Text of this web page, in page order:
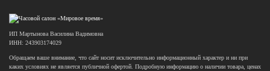
ИП Мартынова Василина Вадимовна
ИНН: 243903174029
Обращаем ваше внимание, что сайт носит исключительно информационный характер и ни при
каких условиях не является публичной офертой. Подробную информацию о наличии товара, ценах